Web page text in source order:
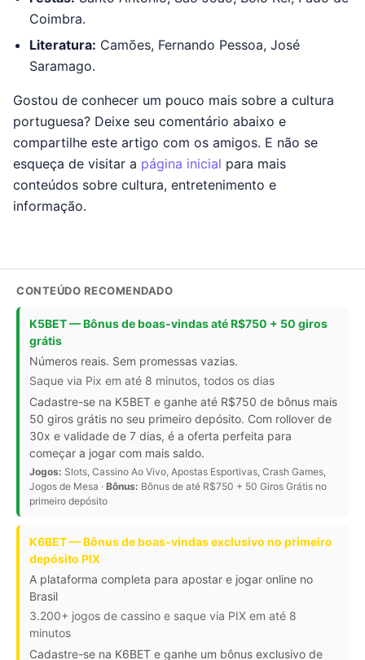
Coimbra.
Literatura: Camões, Fernando Pessoa, José
Saramago.
Gostou de conhecer um pouco mais sobre a cultura
portuguesa? Deixe seu comentário abaixo e
compartilhe este artigo com os amigos. E não se
esqueça de visitar a página inicial para mais
conteúdos sobre cultura, entretenimento e
informação.
CONTEÚDO RECOMENDADO
K5BET — Bônus de boas-vindas até R$750 + 50 giros
grátis
Números reais. Sem promessas vazias.
Saque via Pix em até 8 minutos, todos os dias
Cadastre-se na K5BET e ganhe até R$750 de bônus mais
50 giros grátis no seu primeiro depósito. Com rollover de
30x e validade de 7 dias, é a oferta perfeita para
começar a jogar com mais saldo.
Jogos: Slots, Cassino Ao Vivo, Apostas Esportivas, Crash Games,
Jogos de Mesa · Bônus: Bônus de até R$750 + 50 Giros Grátis no
primeiro depósito
K6BET — Bônus de boas-vindas exclusivo no primeiro
depósito PIX
A plataforma completa para apostar e jogar online no
Brasil
3.200+ jogos de cassino e saque via PIX em até 8
minutos
Cadastre-se na K6BET e ganhe um bônus exclusivo de